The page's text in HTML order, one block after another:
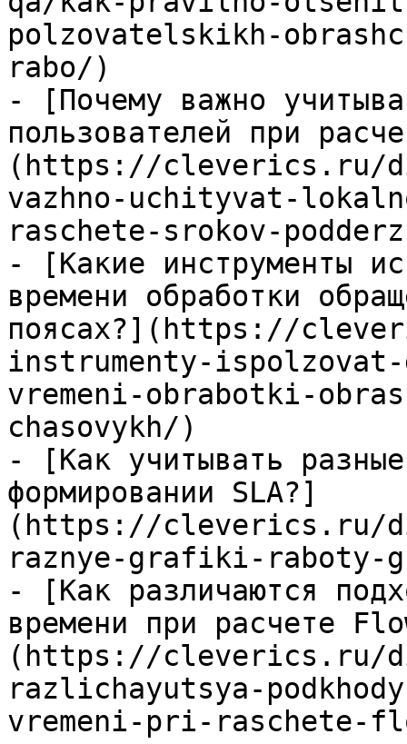
polzovatelskikh-
rabo/)
- [Почему важно
пользователей при
(https://cleverics.ru/
vazhno-uchityvat-
raschete-srokov-
- [Какие инструменты
времени обработки
поясах?](https://
instrumenty-
vremeni-obrabotki-
chasovykh/)
- [Как учитывать
формировании SLА?]
(https://cleverics.ru/
raznye-grafiki-
- [Как различаются
времени при расчете
(https://cleverics.ru/
razlichayutsya-
vremeni-pri-raschete-